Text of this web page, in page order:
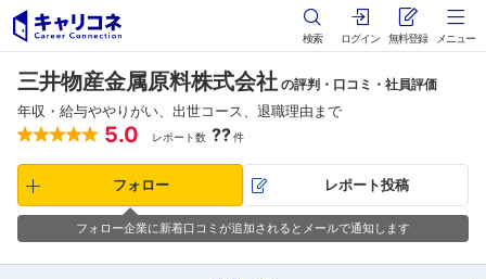
検索 ログイン 無料登録 メニュー
三井物産金属原料株式会社 の評判・口コミ・社員評価
年収・給与ややりがい、出世コース、退職理由まで
5.0 レポート数 ??件
フォロー レポート投稿
フォロー企業に新着口コミが追加されるとメールで通知します